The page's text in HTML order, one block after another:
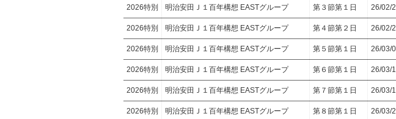
2026特別 明治安田Ｊ１百年構想 EASTグループ 第３節第１日 26/02/
2026特別 明治安田Ｊ１百年構想 EASTグループ 第４節第２日 26/02/
2026特別 明治安田Ｊ１百年構想 EASTグループ 第５節第１日 26/03/
2026特別 明治安田Ｊ１百年構想 EASTグループ 第６節第１日 26/03/
2026特別 明治安田Ｊ１百年構想 EASTグループ 第７節第１日 26/03/
2026特別 明治安田Ｊ１百年構想 EASTグループ 第８節第１日 26/03/